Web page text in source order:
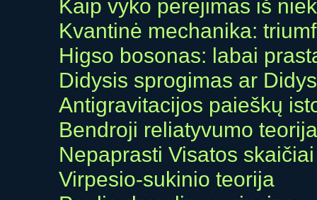
Kaip vyko perėjimas iš
Kvantinė mechanika:
Higso bosonas: labai
Didysis sprogimas ar
Antigravitacijos paieškų
Bendroji reliatyvumo teorija
Nepaprasti Visatos skaičiai
Virpesio-sukinio teorija